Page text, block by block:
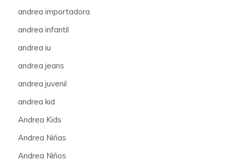
andrea importadora
andrea infantil
andrea iu
andrea jeans
andrea juvenil
andrea kid
Andrea Kids
Andrea Niñas
Andrea Niños